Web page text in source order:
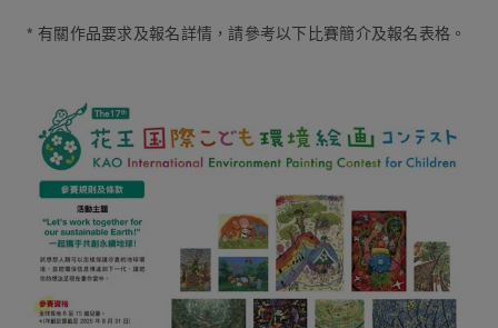
* 有關作品要求及報名詳情，請參考以下比賽簡介及報名表格。